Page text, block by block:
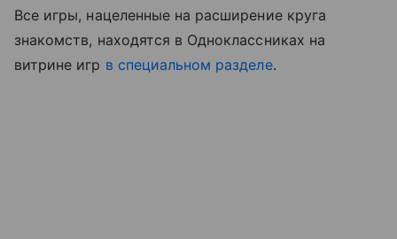
Все игры, нацеленные на расширение круга
знакомств, находятся в Одноклассниках на
витрине игр в специальном разделе.